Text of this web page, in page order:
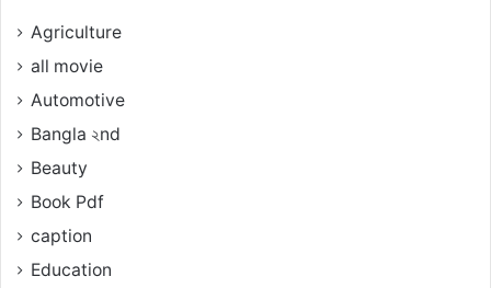
Agriculture
all movie
Automotive
Bangla ২nd
Beauty
Book Pdf
caption
Education